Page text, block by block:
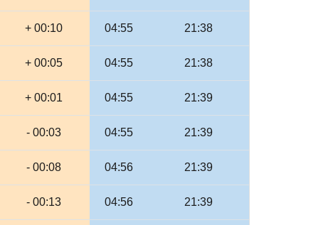
+ 00:10 04:55 21:38
+ 00:05 04:55 21:38
+ 00:01 04:55 21:39
- 00:03 04:55 21:39
- 00:08 04:56 21:39
- 00:13 04:56 21:39